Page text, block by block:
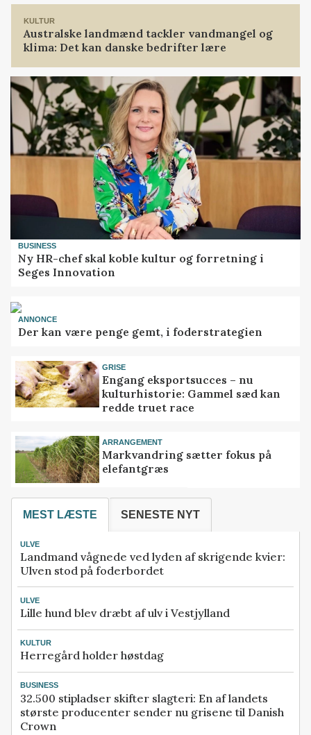
KULTUR
Australske landmænd tackler vandmangel og
klima: Det kan danske bedrifter lære
BUSINESS
Ny HR-chef skal koble kultur og forretning i
Seges Innovation
ANNONCE
Der kan være penge gemt, i foderstrategien
GRISE
Engang eksportsucces – nu
kulturhistorie: Gammel sæd kan
redde truet race
ARRANGEMENT
Markvandring sætter fokus på
elefantgræs
MEST LÆSTE SENESTE NYT
ULVE
Landmand vågnede ved lyden af skrigende kvier:
Ulven stod på foderbordet
ULVE
Lille hund blev dræbt af ulv i Vestjylland
KULTUR
Herregård holder høstdag
BUSINESS
32.500 stipladser skifter slagteri: En af landets
største producenter sender nu grisene til Danish
Crown